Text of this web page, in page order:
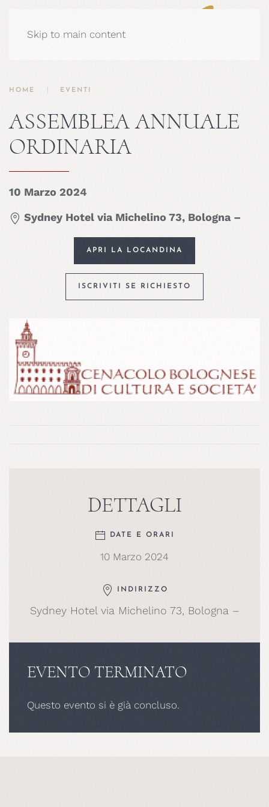
Skip to main content
HOME EVENTI
ASSEMBLEA ANNUALE
ORDINARIA
10 Marzo 2024
Sydney Hotel via Michelino 73, Bologna –
APRI LA LOCANDINA
ISCRIVITI SE RICHIESTO
DETTAGLI
DATE E ORARI
10 Marzo 2024
INDIRIZZO
Sydney Hotel via Michelino 73, Bologna –
EVENTO TERMINATO
Questo evento si è già concluso.